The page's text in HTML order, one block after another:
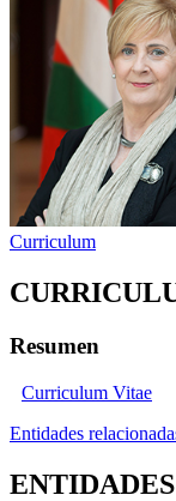
Curriculum
Resumen
Curriculum Vitae
Entidades